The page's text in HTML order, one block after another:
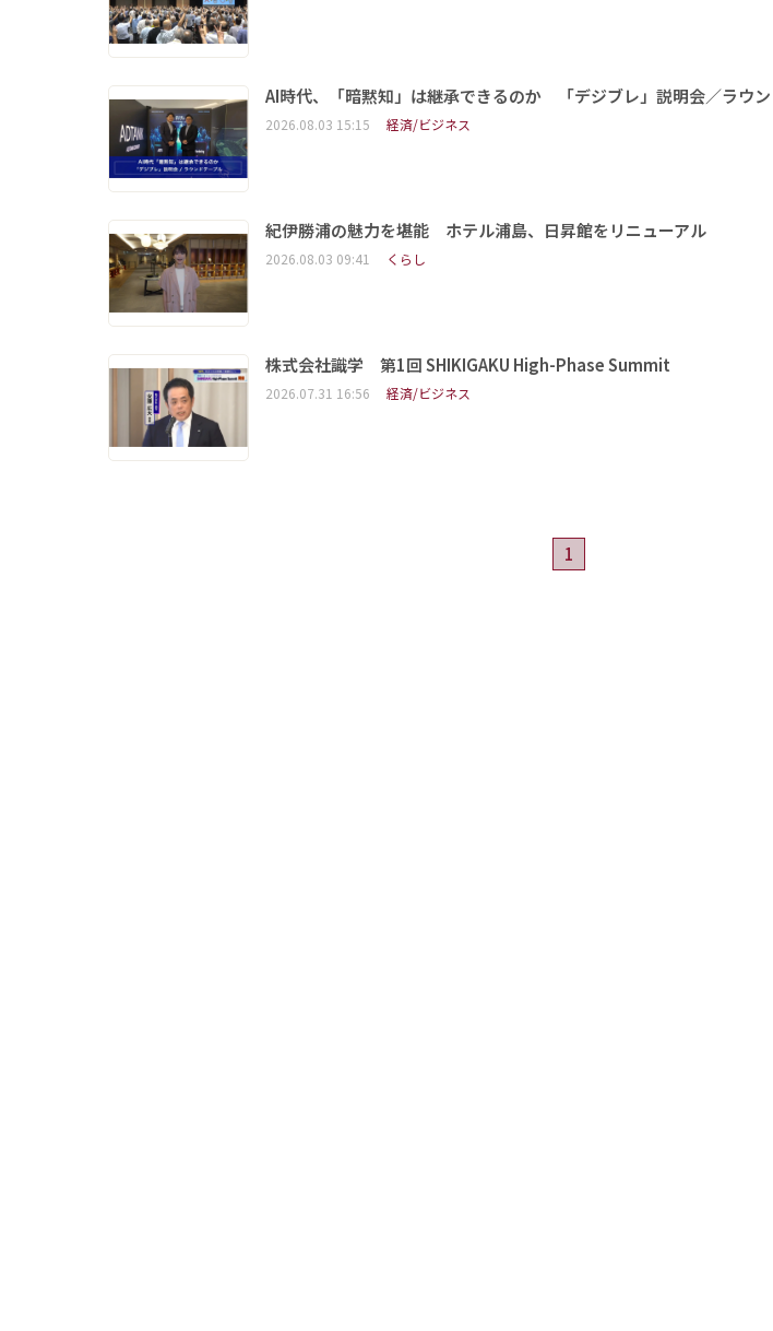
AI時代、「暗黙知」は継承できるのか 「デジブレ」説明会／ラウ
2026.08.03 15:15 経済/ビジネス
紀伊勝浦の魅力を堪能 ホテル浦島、日昇館をリニューアル
2026.08.03 09:41 くらし
株式会社識学 第1回 SHIKIGAKU High-Phase Summit
2026.07.31 16:56 経済/ビジネス
1